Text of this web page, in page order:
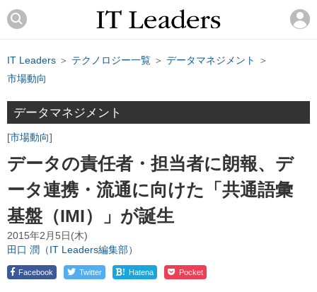
IT Leaders ＞ テクノロジー一覧 ＞ データマネジメント
＞
市場動向
データマネジメント
市場動向
データの責任者・担当者に朗報、デ
ータ連携・流通に向けた「共通語彙
基盤（IMI）」が誕生
2015年2月5日(木)
田口 潤（IT Leaders編集部）
Facebook Twitter ! Hatena Pocket